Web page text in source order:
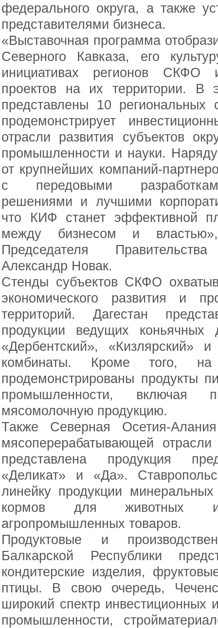
федерального округа, а также
представителями бизнеса.
«Выставочная программа
Северного Кавказа, его
инициативах регионов СКФО
проектов на их территории. В
представлены 10
продемонстрирует
отрасли развития субъектов
промышленности и науки.
от крупнейших компаний-
с передовыми
решениями и лучшими
что КИФ станет эффективной
между бизнесом и
Председателя
Александр Новак.
Стенды субъектов СКФО
экономического развития и
территорий. Дагестан
продукции ведущих коньячных
«Дербентский», «Кизлярский»
комбинаты. Кроме того, на
продемонстрированы продукты
промышленности,
мясомолочную продукцию.
Также Северная Осетия-
мясоперерабатывающей
представлена продукция
«Деликат» и «Да».
линейку продукции минеральных
кормов для животных и
агропромышленных товаров.
Продуктовые и
Балкарской Республики
кондитерские изделия,
птицы. В свою очередь,
широкий спектр инвестиционных
промышленности,